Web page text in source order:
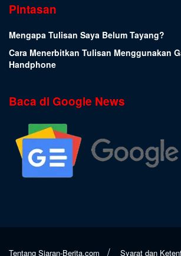
Pintasan
Mengapa Tulisan Saya Belum Tayang?
Cara Menerbitkan Tulisan Menggunakan
Handphone
Baca di Google News
Tentang Siaran-Berita.com Syarat dan